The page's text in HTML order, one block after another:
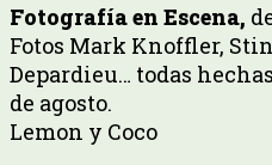
Fotografía en Escena,
Fotos Mark Knoffler,
Depardieu… todas
de agosto.
Lemon y Coco